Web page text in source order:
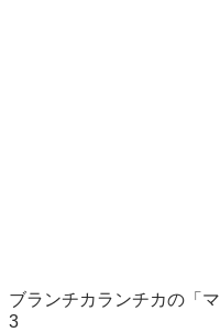
ブランチカランチカの「
3